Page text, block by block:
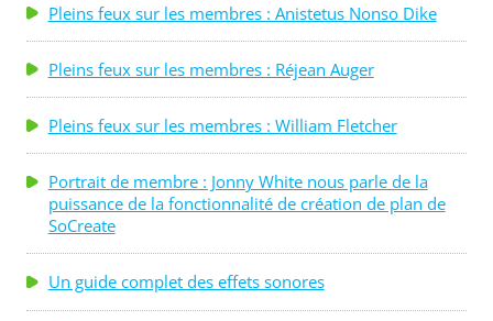
Pleins feux sur les membres : Anistetus Nonso Dike
Pleins feux sur les membres : Réjean Auger
Pleins feux sur les membres : William Fletcher
Portrait de membre : Jonny White nous parle de la
puissance de la fonctionnalité de création de plan de
SoCreate
Un guide complet des effets sonores